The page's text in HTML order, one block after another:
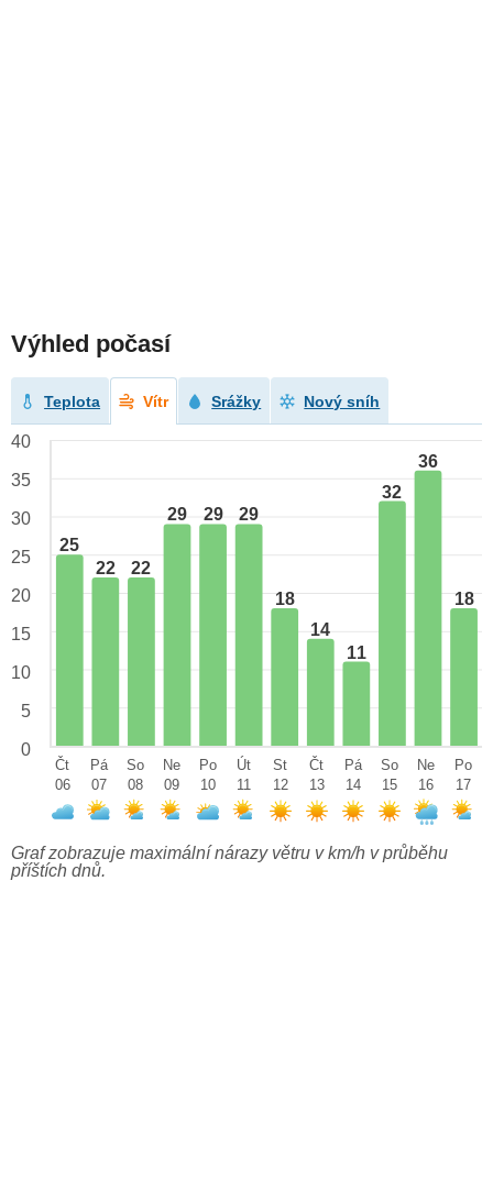
Výhled počasí
Teplota Vítr Srážky Nový sníh
25
22 22
29 29 29
18
14
11
32
36
18
40
35
30
25
20
15
10
5
0
Čt
06
Pá
07
So
08
Ne
09
Po
10
Út
11
St
12
Čt
13
Pá
14
So
15
Ne
16
Po
17
Graf zobrazuje maximální nárazy větru v km/h v průběhu
příštích dnů.